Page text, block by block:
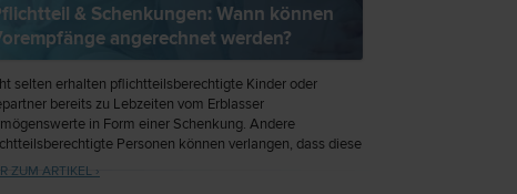
& Schenkungen: Wann können
angerechnet werden?
selten erhalten pflichtteilsberechtigte Kinder oder
bereits zu Lebzeiten vom Erblasser
in Form einer Schenkung. Andere
Personen können verlangen, dass diese
der Erbschaft hinzugerechnet werden und
so der Pflichtteilsanspruch für sie erhöht.
ZUM ARTIKEL ›